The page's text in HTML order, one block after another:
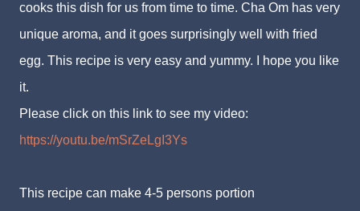
cooks this dish for us from time to time. Cha Om has very
unique aroma, and it goes surprisingly well with fried
egg. This recipe is very easy and yummy. I hope you like
it.
Please click on this link to see my video:
https://youtu.be/mSrZeLgI3Ys
This recipe can make 4-5 persons portion